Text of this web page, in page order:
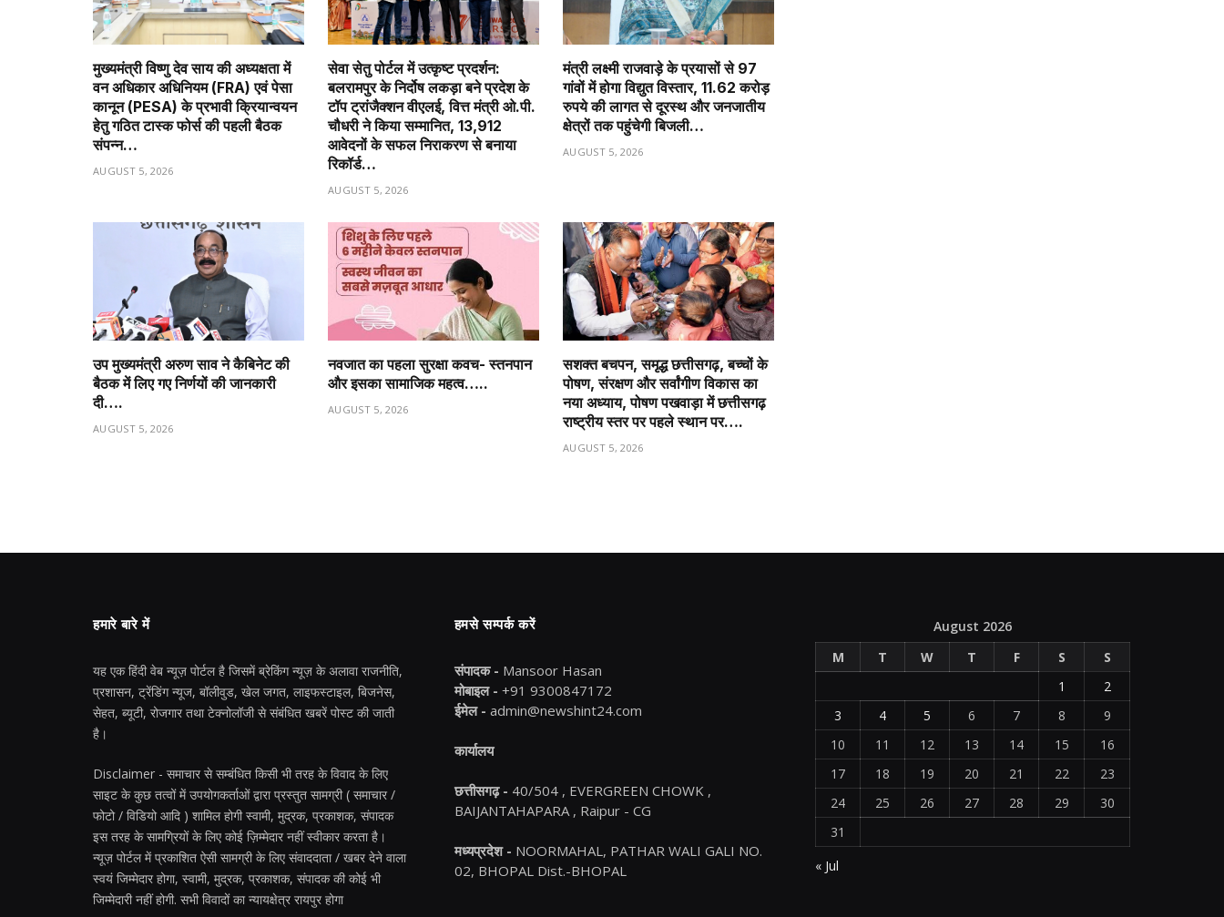
मुख्यमंत्री विष्णु देव साय की अध्यक्षता में
वन अधिकार अधिनियम (FRA) एवं पेसा
कानून (PESA) के प्रभावी क्रियान्वयन
हेतु गठित टास्क फोर्स की पहली बैठक
संपन्न…
AUGUST 5, 2026
सेवा सेतु पोर्टल में उत्कृष्ट प्रदर्शन:
बलरामपुर के निर्दोष लकड़ा बने प्रदेश के
टॉप ट्रांजैक्शन वीएलई, वित्त मंत्री ओ.पी.
चौधरी ने किया सम्मानित, 13,912
आवेदनों के सफल निराकरण से बनाया
रिकॉर्ड…
AUGUST 5, 2026
मंत्री लक्ष्मी राजवाड़े के प्रयासों से 97
गांवों में होगा विद्युत विस्तार, 11.62 करोड़
रुपये की लागत से दूरस्थ और जनजातीय
क्षेत्रों तक पहुंचेगी बिजली…
AUGUST 5, 2026
उप मुख्यमंत्री अरुण साव ने कैबिनेट की
बैठक में लिए गए निर्णयों की जानकारी
दी….
AUGUST 5, 2026
नवजात का पहला सुरक्षा कवच- स्तनपान
और इसका सामाजिक महत्व…..
AUGUST 5, 2026
सशक्त बचपन, समृद्ध छत्तीसगढ़, बच्चों के
पोषण, संरक्षण और सर्वांगीण विकास का
नया अध्याय, पोषण पखवाड़ा में छत्तीसगढ़
राष्ट्रीय स्तर पर पहले स्थान पर….
AUGUST 5, 2026
हमारे बारे में
यह एक हिंदी वेब न्यूज़ पोर्टल है जिसमें ब्रेकिंग न्यूज़ के अलावा राजनीति,
प्रशासन, ट्रेंडिंग न्यूज, बॉलीवुड, खेल जगत, लाइफस्टाइल, बिजनेस,
सेहत, ब्यूटी, रोजगार तथा टेक्नोलॉजी से संबंधित खबरें पोस्ट की जाती
है।
Disclaimer - समाचार से सम्बंधित किसी भी तरह के विवाद के लिए
साइट के कुछ तत्वों में उपयोगकर्ताओं द्वारा प्रस्तुत सामग्री ( समाचार /
फोटो / विडियो आदि ) शामिल होगी स्वामी, मुद्रक, प्रकाशक, संपादक
इस तरह के सामग्रियों के लिए कोई ज़िम्मेदार नहीं स्वीकार करता है।
न्यूज़ पोर्टल में प्रकाशित ऐसी सामग्री के लिए संवाददाता / खबर देने वाला
स्वयं जिम्मेदार होगा, स्वामी, मुद्रक, प्रकाशक, संपादक की कोई भी
जिम्मेदारी नहीं होगी. सभी विवादों का न्यायक्षेत्र रायपुर होगा
हमसे सम्पर्क करें
संपादक - Mansoor Hasan
मोबाइल - +91 9300847172
ईमेल - admin@newshint24.com
कार्यालय
छत्तीसगढ़ - 40/504 , EVERGREEN CHOWK ,
BAIJANTAHAPARA , Raipur - CG
मध्यप्रदेश - NOORMAHAL, PATHAR WALI GALI NO.
02, BHOPAL Dist.-BHOPAL
August 2026
M
T W T F S
S
1
2
3
4 5 6 7 8
9
10
11 12 13 14 15
16
17
18 19 20 21 22
23
24
25 26 27 28 29
30
31
« Jul